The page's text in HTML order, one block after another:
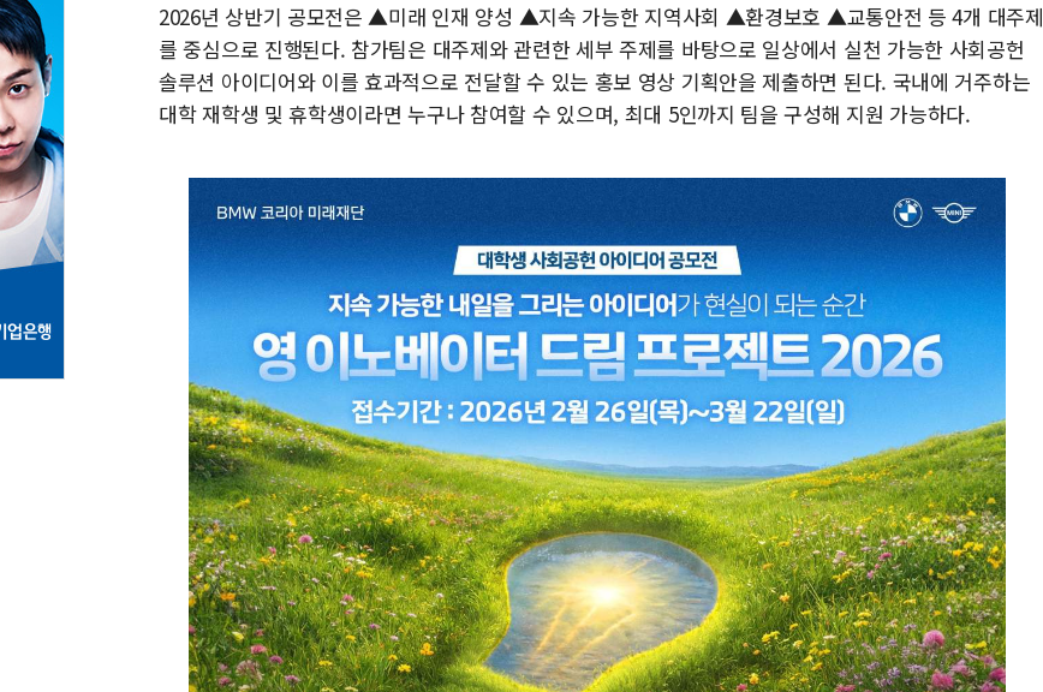
2026년 상반기 공모전은 ▲미래 인재 양성 ▲지속 가능한 지역사회 ▲환경보호 ▲교통안전 등 4개 대주제
를 중심으로 진행된다. 참가팀은 대주제와 관련한 세부 주제를 바탕으로 일상에서 실천 가능한 사회공헌
솔루션 아이디어와 이를 효과적으로 전달할 수 있는 홍보 영상 기획안을 제출하면 된다. 국내에 거주하는
대학 재학생 및 휴학생이라면 누구나 참여할 수 있으며, 최대 5인까지 팀을 구성해 지원 가능하다.